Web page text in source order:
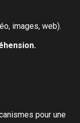
images, web).
pour une